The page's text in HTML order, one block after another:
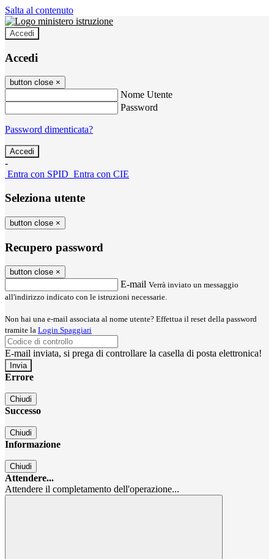
Salta al contenuto
Accedi
Accedi
button close ×
Nome Utente
Password
Password dimenticata?
-
Entra con SPID Entra con CIE
Seleziona utente
button close ×
Recupero password
button close ×
E-mail Verrà inviato un messaggio
all'indirizzo indicato con le istruzioni necessarie.
Non hai una e-mail associata al nome utente? Effettua il reset della password
tramite la Login Spaggiari
E-mail inviata, si prega di controllare la casella di posta elettronica!
Errore
Chiudi
Successo
Chiudi
Informazione
Chiudi
Attendere...
Attendere il completamento dell'operazione...